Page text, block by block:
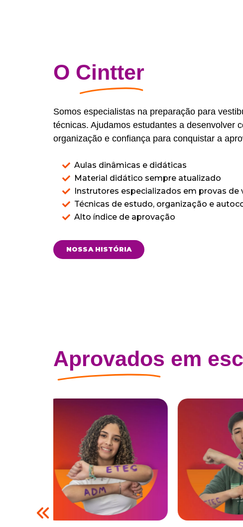
O Cintter
Somos especialistas na preparação para
técnicas. Ajudamos estudantes a desenvolver
organização e confiança para conquistar a
Aulas dinâmicas e didáticas
Material didático sempre atualizado
Instrutores especializados em provas de
Técnicas de estudo, organização e
Alto índice de aprovação
NOSSA HISTÓRIA
Aprovados em